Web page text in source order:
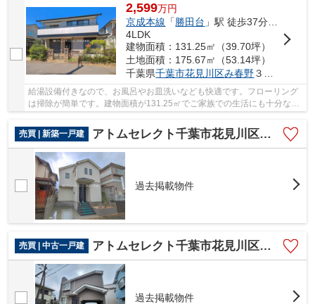
2,599万円
京成本線 「勝田台 」駅 徒歩37分車8分 3.0km
4LDK
建物面積：131.25㎡（39.70坪）
土地面積：175.67㎡（53.14坪）
千葉県千葉市花見川区み春野３丁目10-20
給湯設備付きなので、お風呂やお皿洗いなども快適です。フローリング
は掃除が簡単です。建物面積が131.25㎡でご家族での生活にも十分な広
売買 | 新築一戸建
アトムセレクト千葉市花見川区宮野木台４丁目２３３番A号棟
過去掲載物件
売買 | 中古一戸建 アトムセレクト千葉市花見川区朝日ヶ丘３丁目中古戸建て
過去掲載物件